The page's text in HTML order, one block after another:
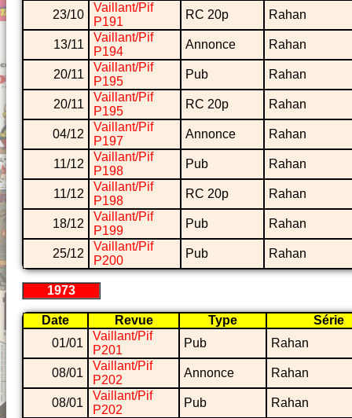
23/10
Vaillant/Pif
P191
RC 20p Rahan
13/11
Vaillant/Pif
P194
Annonce Rahan
20/11
Vaillant/Pif
P195
Pub Rahan
20/11
Vaillant/Pif
P195
RC 20p Rahan
04/12
Vaillant/Pif
P197
Annonce Rahan
11/12
Vaillant/Pif
P198
Pub Rahan
11/12
Vaillant/Pif
P198
RC 20p Rahan
18/12
Vaillant/Pif
P199
Pub Rahan
25/12
Vaillant/Pif
P200
Pub Rahan
1973
Date Revue Type
Série
01/01
Vaillant/Pif
P201
Pub Rahan
08/01
Vaillant/Pif
P202
Annonce Rahan
08/01
Vaillant/Pif
P202
Pub Rahan